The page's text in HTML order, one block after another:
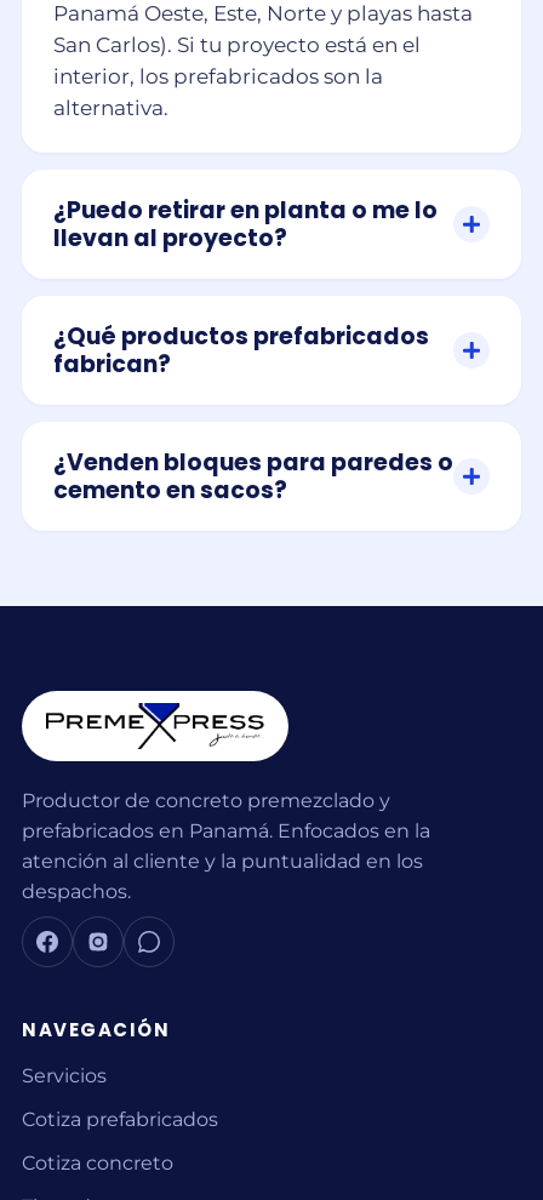
Panamá Oeste, Este, Norte y playas hasta
San Carlos). Si tu proyecto está en el
interior, los prefabricados son la
alternativa.
¿Puedo retirar en planta o me lo
llevan al proyecto?
¿Qué productos prefabricados
fabrican?
¿Venden bloques para paredes o
cemento en sacos?
Productor de concreto premezclado y
prefabricados en Panamá. Enfocados en la
atención al cliente y la puntualidad en los
despachos.
NAVEGACIÓN
Servicios
Cotiza prefabricados
Cotiza concreto